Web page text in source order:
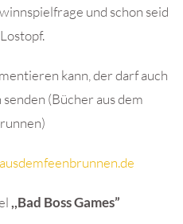
und schon seid
kann, der darf auch
(Bücher aus dem
,,Bad Boss Games”